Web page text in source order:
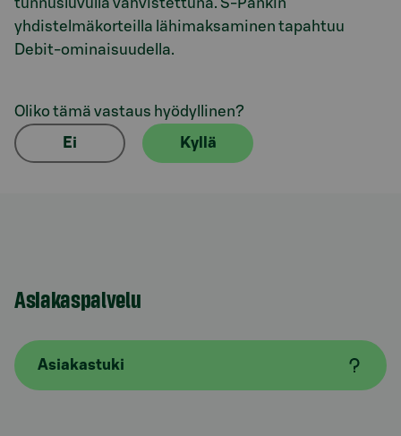
tunnusluvulla vahvistettuna. S-Pankin
yhdistelmäkorteilla lähimaksaminen tapahtuu
Debit-ominaisuudella.
Oliko tämä vastaus hyödyllinen?
Ei Kyllä
Asiakaspalvelu
Asiakastuki